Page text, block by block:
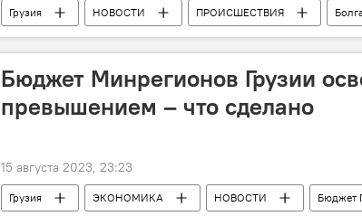
Грузия НОВОСТИ ПРОИСШЕСТВИЯ
Служба доходов министерства финансов Грузии
ТПП
Бюджет Минрегионов Грузии
превышением – что сделано
15 августа 2023, 23:23
Грузия ЭКОНОМИКА НОВОСТИ
Бюджет